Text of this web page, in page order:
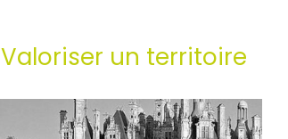
Valoriser un territoire